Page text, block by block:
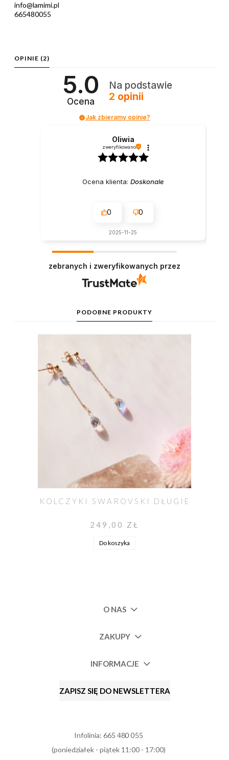
info@lamimi.pl
665480055
OPINIE (2)
5.0
Ocena
Na podstawie
2 opinii
Jak zbieramy opinie?
Oliwia
zweryfikowano
Ocena klienta: Doskonale
0 0
2025-11-25
zebranych i zweryfikowanych przez
PODOBNE PRODUKTY
KOLCZYKI SWAROVSKI DŁUGIE
249,00 ZŁ
Do koszyka
O NAS
ZAKUPY
INFORMACJE
ZAPISZ SIĘ DO NEWSLETTERA
Infolinia: 665 480 055
(poniedziałek - piątek 11:00 - 17:00)